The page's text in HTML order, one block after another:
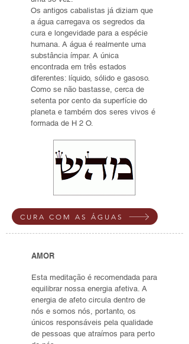
Os antigos cabalistas já diziam que
a água carregava os segredos da
cura e longevidade para a espécie
humana. A água é realmente uma
substância ímpar. A única
encontrada em três estados
diferentes: líquido, sólido e gasoso.
Como se não bastasse, cerca de
setenta por cento da superfície do
planeta e também dos seres vivos é
formada de H 2 O.
CURA COM AS ÁGUAS
AMOR
Esta meditação é recomendada para
equilibrar nossa energia afetiva. A
energia de afeto circula dentro de
nós e somos nós, portanto, os
únicos responsáveis pela qualidade
de pessoas que atraímos para perto